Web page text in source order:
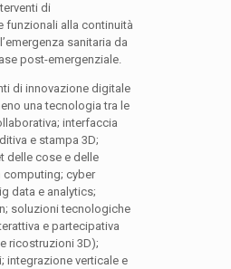
di
funzionali alla continuità
sanitaria da
post-emergenziale.
di innovazione digitale
una tecnologia tra le
interfaccia
e stampa 3D;
delle cose e delle
computing; cyber
data e analytics;
soluzioni tecnologiche
e partecipativa
ricostruzioni 3D);
integrazione verticale e